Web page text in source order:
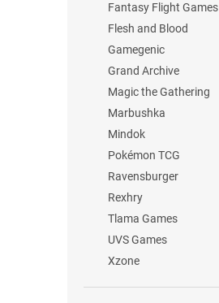
Fantasy Flight Games
Flesh and Blood
Gamegenic
Grand Archive
Magic the Gathering
Marbushka
Mindok
Pokémon TCG
Ravensburger
Rexhry
Tlama Games
UVS Games
Xzone